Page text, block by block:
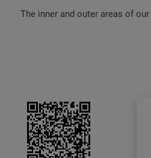
The inner and outer areas of